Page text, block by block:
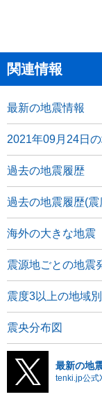
関連情報
最新の地震情報
2021年09月24日
過去の地震履歴
過去の地震履歴(震
海外の大きな地震
震源地ごとの地震
震度3以上の地域
震央分布図
最新の地
tenki.jp公式